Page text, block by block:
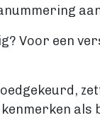
Voor een
als